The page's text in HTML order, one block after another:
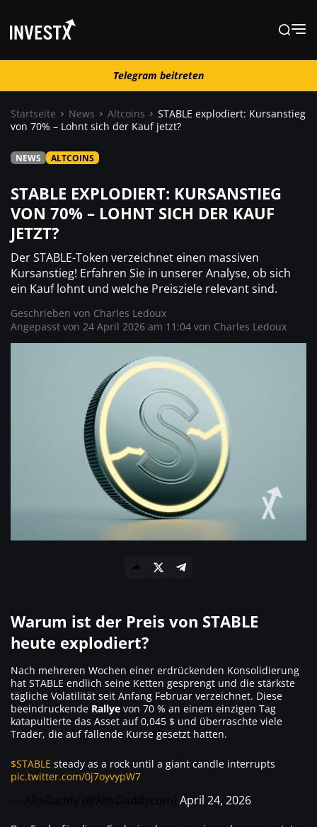
Telegram beitreten
Lernen
Trading
Wo kaufen ?
Casino
Telegram beitreten
Startseite News Altcoins
STABLE explodiert: Kursanstieg
von 70% – Lohnt sich der Kauf jetzt?
NEWS ALTCOINS
STABLE EXPLODIERT: KURSANSTIEG
VON 70% – LOHNT SICH DER KAUF
JETZT?
Der STABLE-Token verzeichnet einen massiven
Kursanstieg! Erfahren Sie in unserer Analyse, ob sich
ein Kauf lohnt und welche Preisziele relevant sind.
Geschrieben von Charles Ledoux
Angepasst von 24 April 2026 am 11:04 von Charles Ledoux
Warum ist der Preis von STABLE
heute explodiert?
Nach mehreren Wochen einer erdrückenden Konsolidierung
hat STABLE endlich seine Ketten gesprengt und die stärkste
tägliche Volatilität seit Anfang Februar verzeichnet. Diese
beeindruckende Rallye von 70 % an einem einzigen Tag
katapultierte das Asset auf 0,045 $ und überraschte viele
Trader, die auf fallende Kurse gesetzt hatten.
$STABLE steady as a rock until a giant candle interrupts
pic.twitter.com/0j7oyvypW7
April 24, 2026